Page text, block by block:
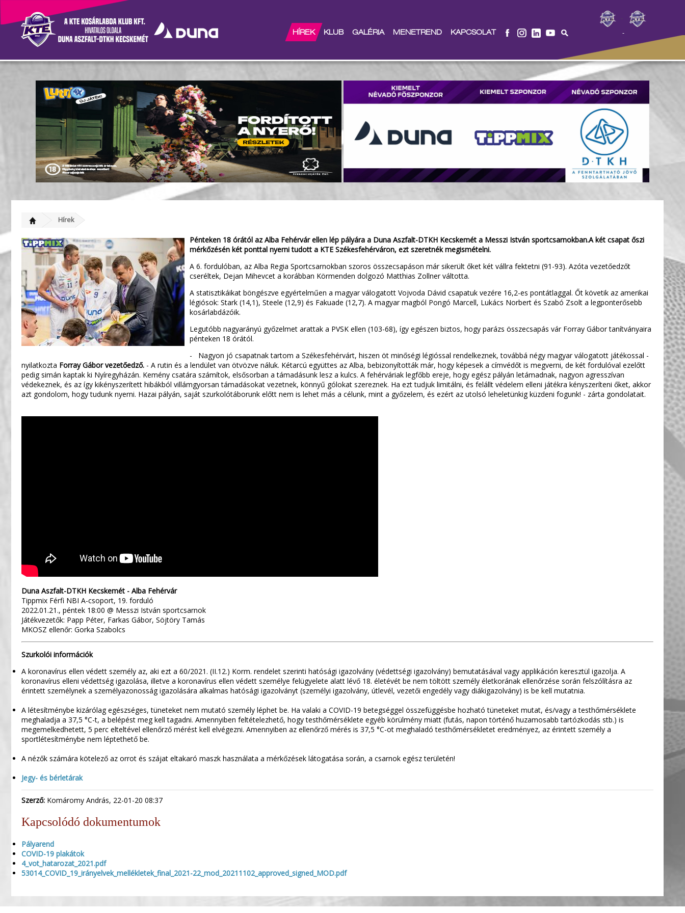
-
HÍREK KLUB GALÉRIA MENETREND KAPCSOLAT
Az utolsó leheletig harcolunk a győzelemért
Hírek
Pénteken 18 órától az Alba Fehérvár ellen lép pályára a Duna Aszfalt-DTKH Kecskemét a Messzi István sportcsarnokban.A két csapat őszi
mérkőzésén két ponttal nyerni tudott a KTE Székesfehérváron, ezt szeretnék megismételni.
A 6. fordulóban, az Alba Regia Sportcsarnokban szoros összecsapáson már sikerült őket két vállra fektetni (91-93). Azóta vezetőedzőt
cseréltek, Dejan Mihevcet a korábban Körmenden dolgozó Matthias Zollner váltotta.
A statisztikáikat böngészve egyértelműen a magyar válogatott Vojvoda Dávid csapatuk vezére 16,2-es pontátlaggal. Őt követik az amerikai
légiósok: Stark (14,1), Steele (12,9) és Fakuade (12,7). A magyar magból Pongó Marcell, Lukács Norbert és Szabó Zsolt a legponterősebb
kosárlabdázóik.
Legutóbb nagyarányú győzelmet arattak a PVSK ellen (103-68), így egészen biztos, hogy parázs összecsapás vár Forray Gábor tanítványaira
pénteken 18 órától.
- Nagyon jó csapatnak tartom a Székesfehérvárt, hiszen öt minőségi légióssal rendelkeznek, továbbá négy magyar válogatott játékossal -
nyilatkozta Forray Gábor vezetőedző. - A rutin és a lendület van ötvözve náluk. Kétarcú együttes az Alba, bebizonyították már, hogy képesek a címvédőt is megverni, de két fordulóval ezelőtt
pedig simán kaptak ki Nyíregyházán. Kemény csatára számítok, elsősorban a támadásunk lesz a kulcs. A fehérváriak legfőbb ereje, hogy egész pályán letámadnak, nagyon agresszívan
védekeznek, és az így kikényszerített hibákból villámgyorsan támadásokat vezetnek, könnyű gólokat szereznek. Ha ezt tudjuk limitálni, és felállt védelem elleni játékra kényszeríteni őket, akkor
azt gondolom, hogy tudunk nyerni. Hazai pályán, saját szurkolótáborunk előtt nem is lehet más a célunk, mint a győzelem, és ezért az utolsó leheletünkig küzdeni fogunk! - zárta gondolatait.
Duna Aszfalt-DTKH Kecskemét - Alba Fehérvár
Tippmix Férfi NBI A-csoport, 19. forduló
2022.01.21., péntek 18:00 @ Messzi István sportcsarnok
Játékvezetők: Papp Péter, Farkas Gábor, Söjtöry Tamás
MKOSZ ellenőr: Gorka Szabolcs
Szurkolói információk
A koronavírus ellen védett személy az, aki ezt a 60/2021. (II.12.) Korm. rendelet szerinti hatósági igazolvány (védettségi igazolvány) bemutatásával vagy applikáción keresztül igazolja. A
koronavírus elleni védettség igazolása, illetve a koronavírus ellen védett személye felügyelete alatt lévő 18. életévét be nem töltött személy életkorának ellenőrzése során felszólításra az
érintett személynek a személyazonosság igazolására alkalmas hatósági igazolványt (személyi igazolvány, útlevél, vezetői engedély vagy diákigazolvány) is be kell mutatnia.
A létesítménybe kizárólag egészséges, tüneteket nem mutató személy léphet be. Ha valaki a COVID-19 betegséggel összefüggésbe hozható tüneteket mutat, és/vagy a testhőmérséklete
meghaladja a 37,5 °C-t, a belépést meg kell tagadni. Amennyiben feltételezhető, hogy testhőmérséklete egyéb körülmény miatt (futás, napon történő huzamosabb tartózkodás stb.) is
megemelkedhetett, 5 perc elteltével ellenőrző mérést kell elvégezni. Amennyiben az ellenőrző mérés is 37,5 °C-ot meghaladó testhőmérsékletet eredményez, az érintett személy a
sportlétesítménybe nem léptethető be.
A nézők számára kötelező az orrot és szájat eltakaró maszk használata a mérkőzések látogatása során, a csarnok egész területén!
Jegy- és bérletárak
Szerző: Komáromy András, 22-01-20 08:37
Kapcsolódó dokumentumok
Pályarend
COVID-19 plakátok
4_vot_hatarozat_2021.pdf
53014_COVID_19_irányelvek_mellékletek_final_2021-22_mod_20211102_approved_signed_MOD.pdf